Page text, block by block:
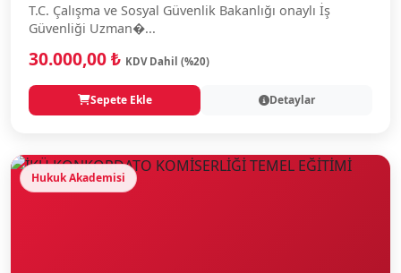
T.C. Çalışma ve Sosyal Güvenlik Bakanlığı onaylı İş
Güvenliği Uzman�...
30.000,00 ₺ KDV Dahil (%20)
Sepete Ekle Detaylar
Hukuk Akademisi